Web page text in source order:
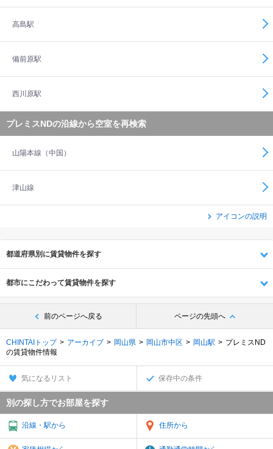
高島駅
備前原駅
西川原駅
プレミスNDの沿線から空室を再検索
山陽本線（中国）
津山線
アイコンの説明
都道府県別に賃貸物件を探す
都市にこだわって賃貸物件を探す
前のページへ戻る ページの先頭へ
CHINTAIトップ アーカイブ 岡山県 岡山市中区 岡山駅
プレミスND
の賃貸物件情報
気になるリスト 保存中の条件
別の探し方でお部屋を探す
沿線・駅から 住所から